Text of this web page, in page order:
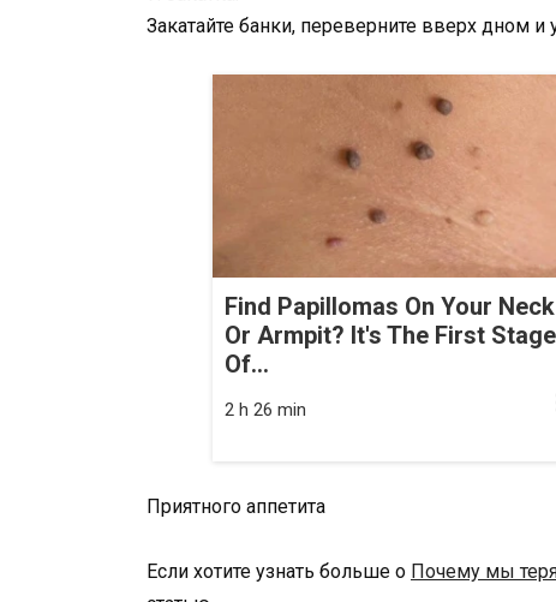
Закатайте банки, переверните вверх дном и
Find Papillomas On Your Neck
Or Armpit? It's The First Stage
Of...
2 h 26 min
Приятного аппетита
Если хотите узнать больше о Почему мы